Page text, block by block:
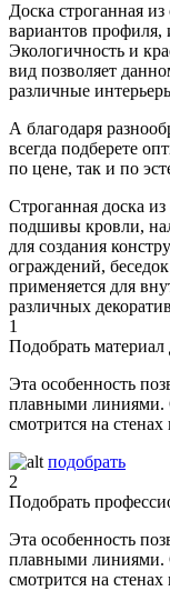
Доска строганная
вариантов профиля,
Экологичность и
вид позволяет
различные
А благодаря
всегда подберете
по цене, так и по
Строганная доска
подшивы кровли,
для создания
ограждений,
применяется для
различных
1
Подобрать материал
Эта особенность
плавными линиями.
смотрится на
подобрать
2
Подобрать
Эта особенность
плавными линиями.
смотрится на